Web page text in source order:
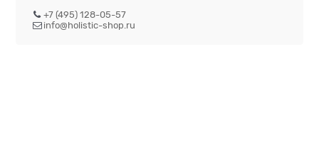
+7 (495) 128-05-57
info@holistic-shop.ru